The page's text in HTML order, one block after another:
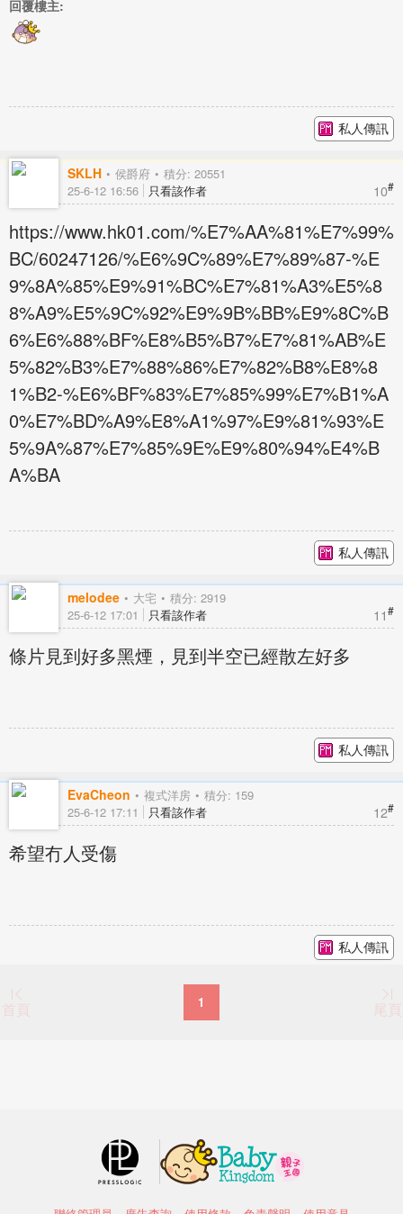
回覆樓主:
私人傳訊
SKLH 侯爵府 積分: 20551
10#
25-6-12 16:56 只看該作者
https://www.hk01.com/%E7%AA%81%E7%99%
BC/60247126/%E6%9C%89%E7%89%87-%E
9%8A%85%E9%91%BC%E7%81%A3%E5%8
8%A9%E5%9C%92%E9%9B%BB%E9%8C%B
6%E6%88%BF%E8%B5%B7%E7%81%AB%E
5%82%B3%E7%88%86%E7%82%B8%E8%8
1%B2-%E6%BF%83%E7%85%99%E7%B1%A
0%E7%BD%A9%E8%A1%97%E9%81%93%E
5%9A%87%E7%85%9E%E9%80%94%E4%B
A%BA
私人傳訊
melodee 大宅 積分: 2919
11#
25-6-12 17:01 只看該作者
條片見到好多黑煙，見到半空已經散左好多
私人傳訊
EvaCheon 複式洋房 積分: 159
12#
25-6-12 17:11 只看該作者
希望冇人受傷
私人傳訊
首頁 1 尾頁